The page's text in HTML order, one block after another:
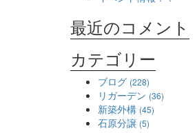
最近のコメント
カテゴリー
ブログ (228)
リガーデン (36)
新築外構 (45)
石原分譲 (5)